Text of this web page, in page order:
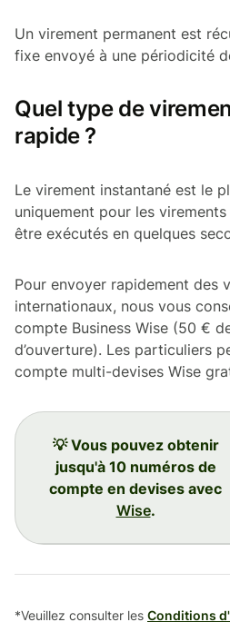
Un virement permanent est
fixe envoyé à une périodicité
Quel type de
rapide ?
Le virement instantané est le
uniquement pour les
être exécutés en quelques
Pour envoyer rapidement des
internationaux, nous vous
compte Business Wise (50 €
d’ouverture). Les particuliers
compte multi-devises Wise
💡 Vous pouvez obtenir
jusqu'à 10 numéros de
compte en devises avec
Wise.
*Veuillez consulter les Conditions